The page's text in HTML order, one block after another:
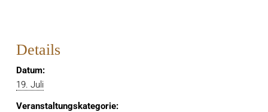
Details
Datum:
19. Juli
Veranstaltungskategorie: